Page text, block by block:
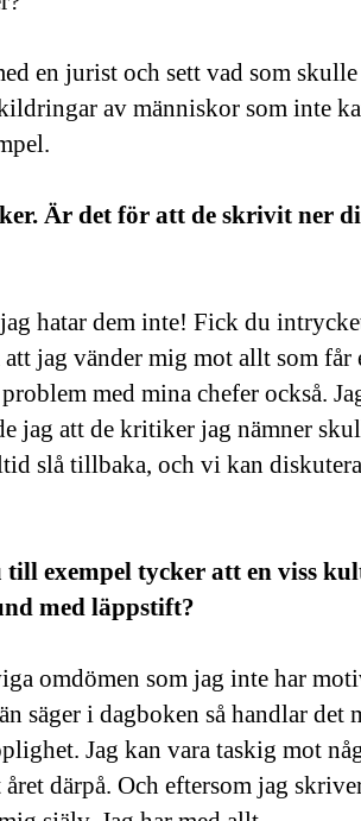
en jurist och sett vad som
av människor som inte
Är det för att de skrivit ner
hatar dem inte! Fick du
jag vänder mig mot allt som får
med mina chefer också.
jag att de kritiker jag nämner
slå tillbaka, och vi kan
till exempel tycker att en viss
med läppstift?
omdömen som jag inte har
säger i dagboken så handlar det
Jag kan vara taskig mot
därpå. Och eftersom jag